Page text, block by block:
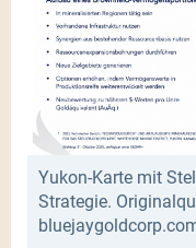
Yukon-Karte mit
Strategie.